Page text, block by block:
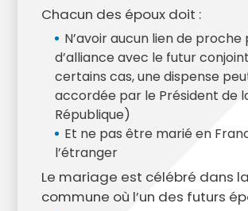
Chacun des époux doit :
N’avoir aucun lien de
d’alliance avec le futur
certains cas, une dispense
accordée par le Président de
République)
Et ne pas être marié en
l’étranger
Le mariage est célébré dans la
commune où l’un des futurs